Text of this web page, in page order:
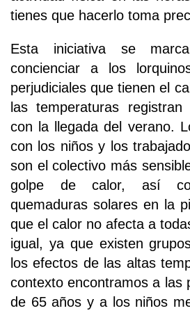
tienes que hacerlo toma
Esta iniciativa se
concienciar a los
perjudiciales que tienen el
las temperaturas
con la llegada del verano.
con los niños y los
son el colectivo más
golpe de calor, así
quemaduras solares en la
que el calor no afecta a
igual, ya que existen
los efectos de las altas
contexto encontramos a las
de 65 años y a los niños